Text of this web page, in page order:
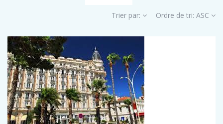
Trier par: Ordre de tri: ASC